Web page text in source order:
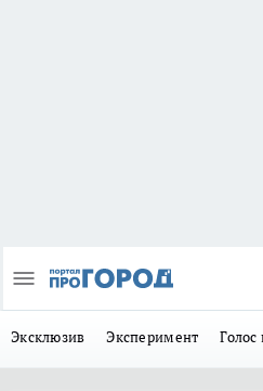
Эксклюзив Эксперимент Голос